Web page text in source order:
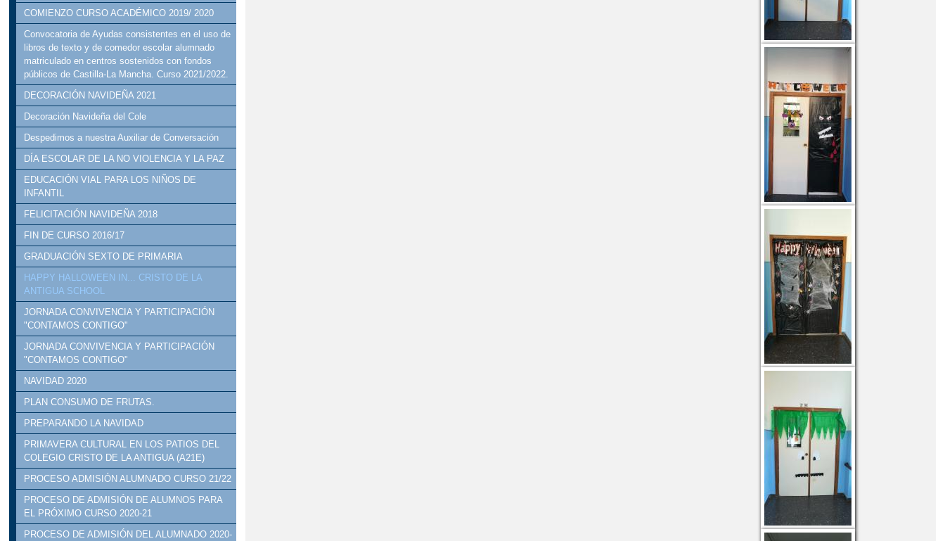
COMIENZO CURSO ACADÉMICO 2019/ 2020
Convocatoria de Ayudas consistentes en el uso de
libros de texto y de comedor escolar alumnado
matriculado en centros sostenidos con fondos
públicos de Castilla-La Mancha. Curso 2021/2022.
DECORACIÓN NAVIDEÑA 2021
Decoración Navideña del Cole
Despedimos a nuestra Auxiliar de Conversación
DÍA ESCOLAR DE LA NO VIOLENCIA Y LA PAZ
EDUCACIÓN VIAL PARA LOS NIÑOS DE
INFANTIL
FELICITACIÓN NAVIDEÑA 2018
FIN DE CURSO 2016/17
GRADUACIÓN SEXTO DE PRIMARIA
HAPPY HALLOWEEN IN... CRISTO DE LA
ANTIGUA SCHOOL
JORNADA CONVIVENCIA Y PARTICIPACIÓN
"CONTAMOS CONTIGO"
JORNADA CONVIVENCIA Y PARTICIPACIÓN
"CONTAMOS CONTIGO"
NAVIDAD 2020
PLAN CONSUMO DE FRUTAS.
PREPARANDO LA NAVIDAD
PRIMAVERA CULTURAL EN LOS PATIOS DEL
COLEGIO CRISTO DE LA ANTIGUA (A21E)
PROCESO ADMISIÓN ALUMNADO CURSO 21/22
PROCESO DE ADMISIÓN DE ALUMNOS PARA
EL PRÓXIMO CURSO 2020-21
PROCESO DE ADMISIÓN DEL ALUMNADO 2020-